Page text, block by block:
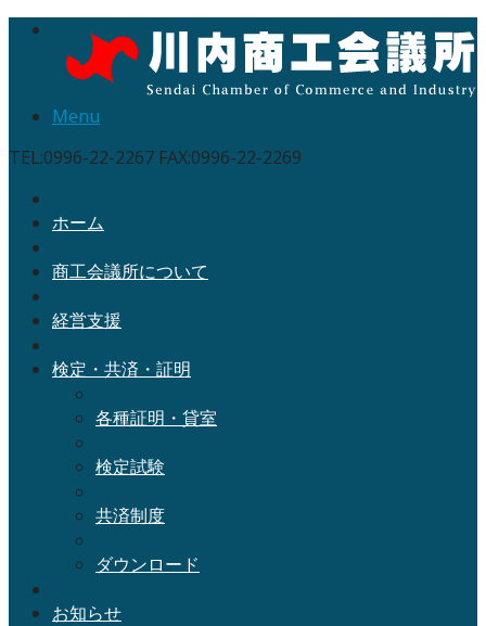
Menu
TEL:0996-22-2267 FAX:0996-22-2269
ホーム
商工会議所について
経営支援
検定・共済・証明
各種証明・貸室
検定試験
共済制度
ダウンロード
お知らせ